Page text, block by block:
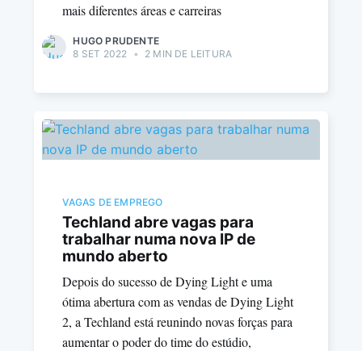
mais diferentes áreas e carreiras
HUGO PRUDENTE
8 SET 2022 • 2 MIN DE LEITURA
VAGAS DE EMPREGO
Techland abre vagas para
trabalhar numa nova IP de
mundo aberto
Depois do sucesso de Dying Light e uma
ótima abertura com as vendas de Dying Light
2, a Techland está reunindo novas forças para
aumentar o poder do time do estúdio,